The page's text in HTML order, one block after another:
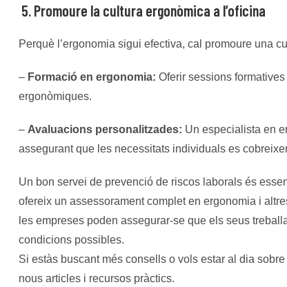
5. Promoure la cultura ergonòmica a l’oficina
Perquè l’ergonomia sigui efectiva, cal promoure una
– Formació en ergonomia: Oferir sessions
ergonòmiques.
– Avaluacions personalitzades: Un especialista en
assegurant que les necessitats individuals es
Un bon servei de prevenció de riscos laborals és
ofereix un assessorament complet en ergonomia i
les empreses poden assegurar-se que els seus
condicions possibles.
Si estàs buscant més consells o vols estar al dia
nous articles i recursos pràctics.